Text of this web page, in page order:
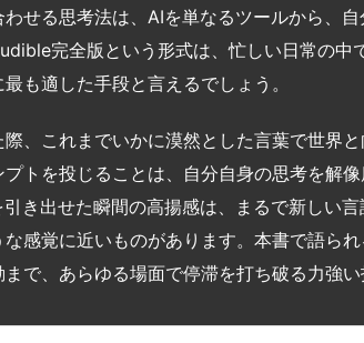
せる思考法は、AIを単なるツールから、
完全版という形式は、忙しい日常の中
も適した手段と言えるでしょう。
、これまでいかに漠然とした言葉で世界
トを投じることは、自分自身の思考を解
き出せた瞬間の高揚感は、まるで新しい
感覚に近いものがあります。本書で語ら
で、あらゆる場面で停滞を打ち破る力強い